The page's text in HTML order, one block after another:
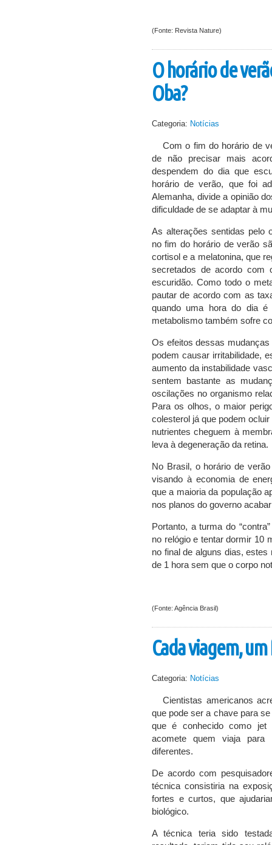
(Fonte: Revista Nature)
O horário de
Oba?
Categoria: Notícias
Com o fim do horário de
de não precisar mais
despendem do dia que
horário de verão, que foi
Alemanha, divide a opinião
dificuldade de se adaptar à
As alterações sentidas pelo
no fim do horário de verão
cortisol e a melatonina, que
secretados de acordo
escuridão. Como todo o
pautar de acordo com as
quando uma hora do dia é
metabolismo também sofre
Os efeitos dessas
podem causar irritabilidade,
aumento da instabilidade
sentem bastante as
oscilações no organismo
Para os olhos, o maior
colesterol já que podem
nutrientes cheguem à
leva à degeneração da retina.
No Brasil, o horário de
visando à economia de
que a maioria da população
nos planos do governo
Portanto, a turma do
no relógio e tentar dormir 10
no final de alguns dias,
de 1 hora sem que o corpo
(Fonte: Agência Brasil)
Cada viagem, um
Categoria: Notícias
Cientistas americanos
que pode ser a chave para
que é conhecido como
acomete quem viaja para
diferentes.
De acordo com
técnica consistiria na
fortes e curtos, que
biológico.
A técnica teria sido